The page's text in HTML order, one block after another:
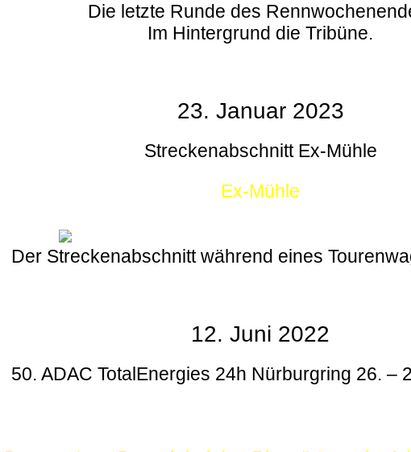
Die letzte Runde des
Im Hintergrund die Tribüne.
23. Januar 2023
Streckenabschnitt Ex-Mühle
Ex-Mühle
Der Streckenabschnitt während eines
12. Juni 2022
50. ADAC TotalEnergies 24h Nürburgring 26. –